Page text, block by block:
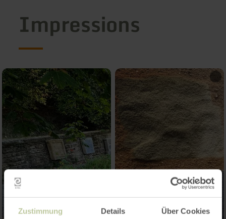
Zustimmung Details Über Cookies
Impressions